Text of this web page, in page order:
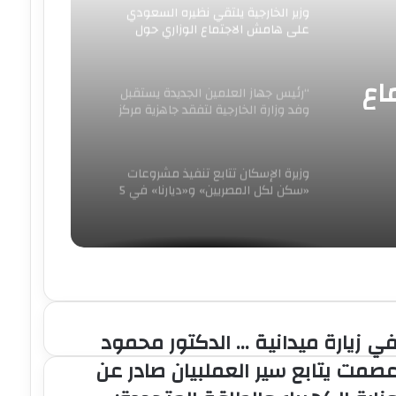
وزير الخارجية يلتقي نظيره السعودي
على هامش الاجتماع الوزاري حول
“رئيس جهاز العلمين الجديدة يستقبل
وفد وزارة الخارجية لتفقد جاهزية مركز
وزيرة الإسكان تتابع تنفيذ مشروعات
«سكن لكل المصريين» و«ديارنا» في 5
في
…
في زيارة ميدانية … الدكتور محمود
يتابع سير العملبيان صادر عن